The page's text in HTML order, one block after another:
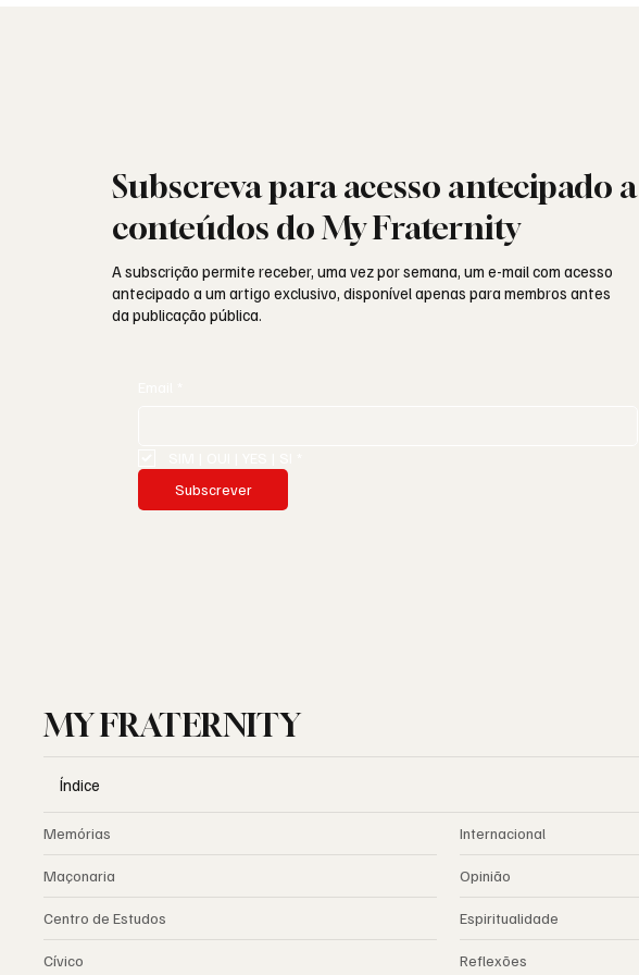
Subscreva para acesso antecipado a
conteúdos do My Fraternity
A subscrição permite receber, uma vez por semana, um e-mail com acesso
antecipado a um artigo exclusivo, disponível apenas para membros antes
da publicação pública.
Subscrever
MY FRATERNITY
Índice
Memórias
Maçonaria
Centro de Estudos
Cívico
Internacional
Opinião
Espiritualidade
Reflexões